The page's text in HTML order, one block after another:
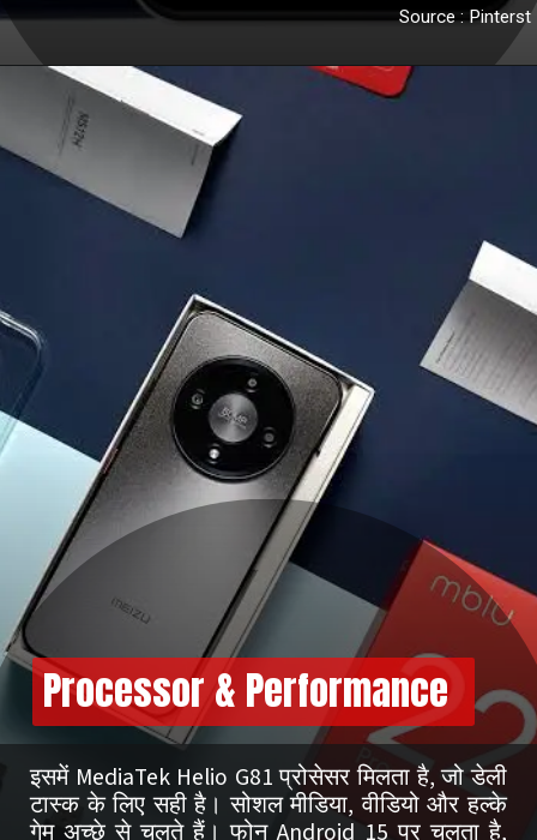
Meizu Mblu 22 Pro में 6.79-इंच का बड़ा IPS LCD
डिस्प्ले और 120Hz रिफ्रेश रेट है। स्क्रीन स्मूद लगती है,
लेकिन 720p रिज़ॉल्यूशन होने से पिक्चर क्वालिटी उतनी
शार्प नहीं है। डिज़ाइन सिंपल और मॉडर्न है, साथ ही साइड-
माउंटेड फिंगरप्रिंट सेंसर भी दिया गया है।
Source : Pinterst
Processor & Performance
इसमें MediaTek Helio G81 प्रोसेसर मिलता है, जो डेली
टास्क के लिए सही है। सोशल मीडिया, वीडियो और हल्के
गेम अच्छे से चलते हैं। फोन Android 15 पर चलता है,